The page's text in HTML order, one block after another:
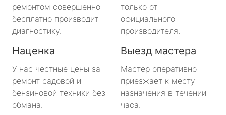
ремонтом совершенно
бесплатно производит
диагностику.
только от
официального
производителя.
Наценка
У нас честные цены за
ремонт садовой и
бензиновой техники без
обмана.
Выезд мастера
Мастер оперативно
приезжает к месту
назначения в течении
часа.